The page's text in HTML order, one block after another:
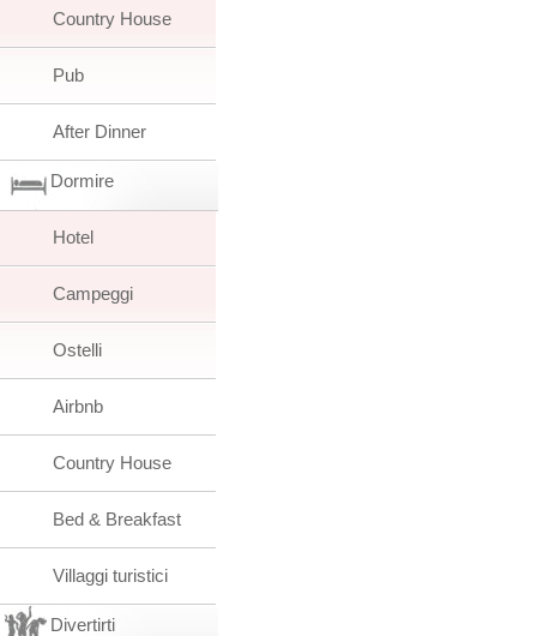
Country House
Pub
After Dinner
Dormire
Hotel
Campeggi
Ostelli
Airbnb
Country House
Bed & Breakfast
Villaggi turistici
Divertirti